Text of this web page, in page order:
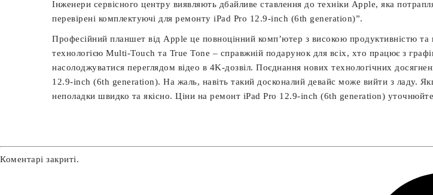
Інженери сервісного центру виявляють дбайливе ставлення до техніки Apple, яка
перевірені комплектуючі для ремонту iPad Pro 12.9-inch (6th generation)”.
Професійний планшет від Apple це повноцінний комп’ютер з високою продуктивністю
технологією Multi-Touch та True Tone – справжній подарунок для всіх, хто працює з
насолоджуватися переглядом відео в 4K-дозвіл. Поєднання нових технологічних
12.9-inch (6th generation). На жаль, навіть такий досконалий девайс може вийти з ладу.
неполадки швидко та якісно. Ціни на ремонт iPad Pro 12.9-inch (6th generation) уточнюйте
Коментарі закриті.